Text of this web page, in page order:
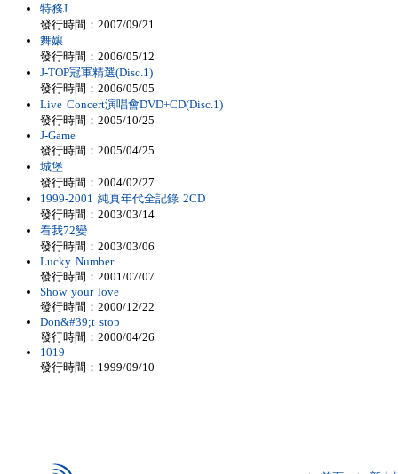
特務J
發行時間：2007/09/21
舞孃
發行時間：2006/05/12
J-TOP冠軍精選(Disc.1)
發行時間：2006/05/05
Live Concert演唱會DVD+CD(Disc.1)
發行時間：2005/10/25
J-Game
發行時間：2005/04/25
城堡
發行時間：2004/02/27
1999-2001 純真年代全記錄 2CD
發行時間：2003/03/14
看我72變
發行時間：2003/03/06
Lucky Number
發行時間：2001/07/07
Show your love
發行時間：2000/12/22
Don&#39;t stop
發行時間：2000/04/26
1019
發行時間：1999/09/10